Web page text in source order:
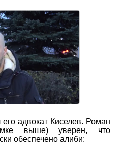
адвокат Киселев. Роман
выше) уверен, что
обеспечено алиби: